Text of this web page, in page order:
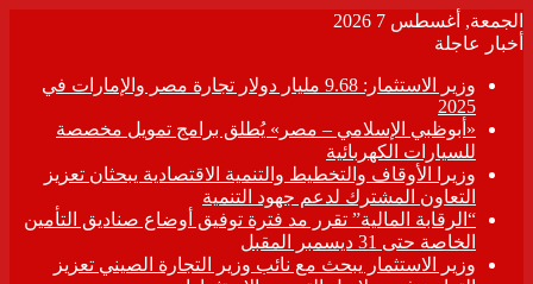
الجمعة, أغسطس 7 2026
أخبار عاجلة
وزير الاستثمار: 9.68 مليار دولار تجارة مصر والإمارات في
2025
«أبوظبي الإسلامي – مصر» يُطلق برامج تمويل مخصصة
للسيارات الكهربائية
وزيرا الأوقاف والتخطيط والتنمية الاقتصادية يبحثان تعزيز
التعاون المشترك لدعم جهود التنمية
“الرقابة المالية” تقرر مد فترة توفيق أوضاع صناديق التأمين
الخاصة حتى 31 ديسمبر المقبل
وزير الاستثمار يبحث مع نائب وزير التجارة الصيني تعزيز